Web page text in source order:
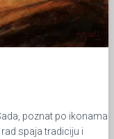
poznat po ikonama
spaja tradiciju i